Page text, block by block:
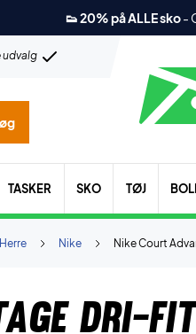
👟 20% på ALLE sko-
udvalg
TASKER SKO TØJ
Nike Court
Nike
Herre
Dri-FIT